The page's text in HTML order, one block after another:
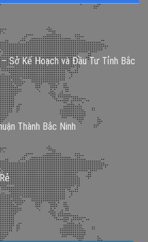
Sở Kế Hoạch và Đầu Tư Tỉnh Bắc
Thành Bắc Ninh